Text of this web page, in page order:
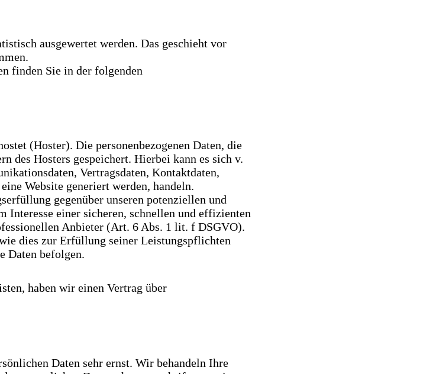
ausgewertet werden. Das geschieht vor
finden Sie in der folgenden
(Hoster). Die personenbezogenen Daten, die
des Hosters gespeichert. Hierbei kann es sich v.
Vertragsdaten, Kontaktdaten,
Website generiert werden, handeln.
gegenüber unseren potenziellen und
Interesse einer sicheren, schnellen und effizienten
Anbieter (Art. 6 Abs. 1 lit. f DSGVO).
dies zur Erfüllung seiner Leistungspflichten
Daten befolgen.
haben wir einen Vertrag über
Daten sehr ernst. Wir behandeln Ihre